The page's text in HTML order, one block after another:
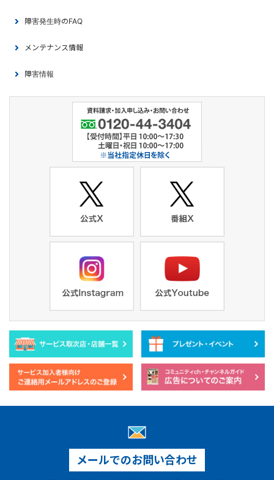
障害発生時のFAQ
メンテナンス情報
障害情報
メールでのお問い合わせ